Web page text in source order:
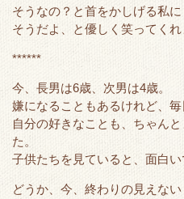
そうなの？と首をかしげる私に
そうだよ、と優しく笑ってくれ
******
今、長男は6歳、次男は4歳。
嫌になることもあるけれど、毎
自分の好きなことも、ちゃん
た。
子供たちを見ていると、面白い
どうか、今、終わりの見えな